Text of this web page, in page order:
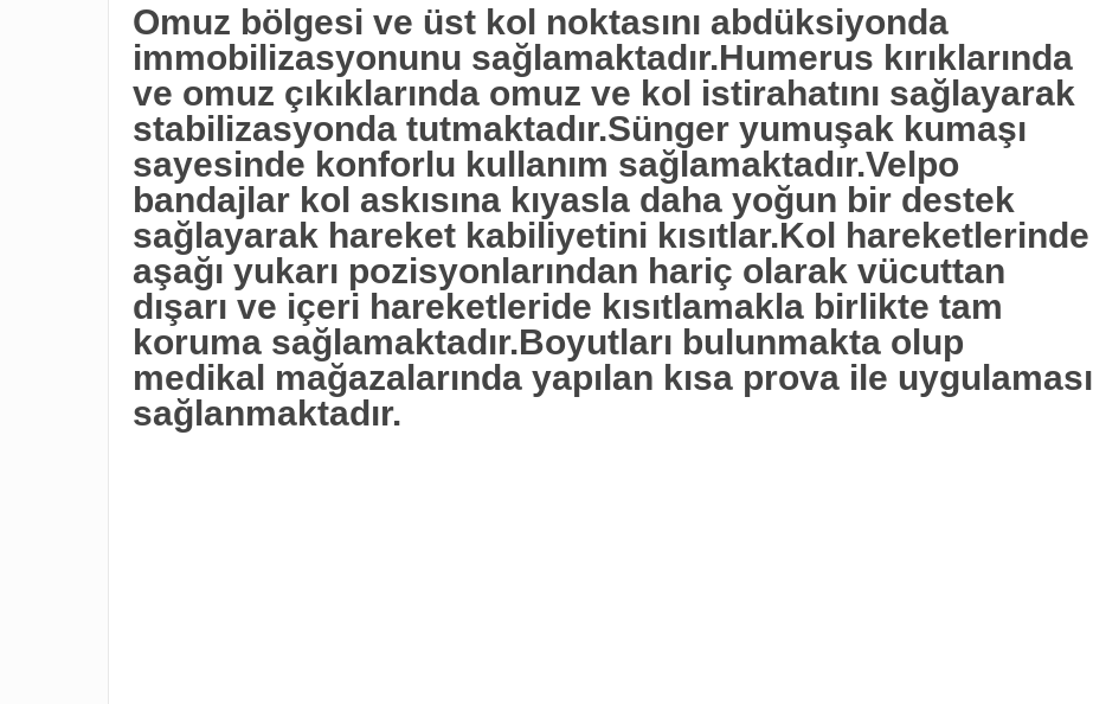
Omuz bölgesi ve üst kol noktasını abdüksiyonda
immobilizasyonunu sağlamaktadır.Humerus kırıklarında
ve omuz çıkıklarında omuz ve kol istirahatını sağlayarak
stabilizasyonda tutmaktadır.Sünger yumuşak kumaşı
sayesinde konforlu kullanım sağlamaktadır.Velpo
bandajlar kol askısına kıyasla daha yoğun bir destek
sağlayarak hareket kabiliyetini kısıtlar.Kol hareketlerinde
aşağı yukarı pozisyonlarından hariç olarak vücuttan
dışarı ve içeri hareketleride kısıtlamakla birlikte tam
koruma sağlamaktadır.Boyutları bulunmakta olup
medikal mağazalarında yapılan kısa prova ile uygulaması
sağlanmaktadır.